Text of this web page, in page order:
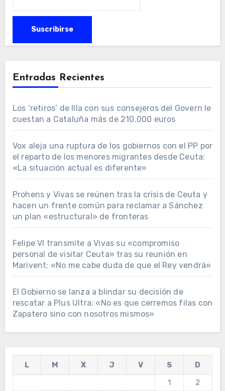
Entradas Recientes
Los ‘retiros’ de Illa con sus consejeros del Govern le
cuestan a Cataluña más de 210.000 euros
Vox aleja una ruptura de los gobiernos con el PP por
el reparto de los menores migrantes desde Ceuta:
«La situación actual es diferente»
Prohens y Vivas se reúnen tras la crisis de Ceuta y
hacen un frente común para reclamar a Sánchez
un plan «estructural» de fronteras
Felipe VI transmite a Vivas su «compromiso
personal de visitar Ceuta» tras su reunión en
Marivent: «No me cabe duda de que el Rey vendrá»
El Gobierno se lanza a blindar su decisión de
rescatar a Plus Ultra: «No es que cerremos filas con
Zapatero sino con nosotros mismos»
L M X J V S
D
1
2